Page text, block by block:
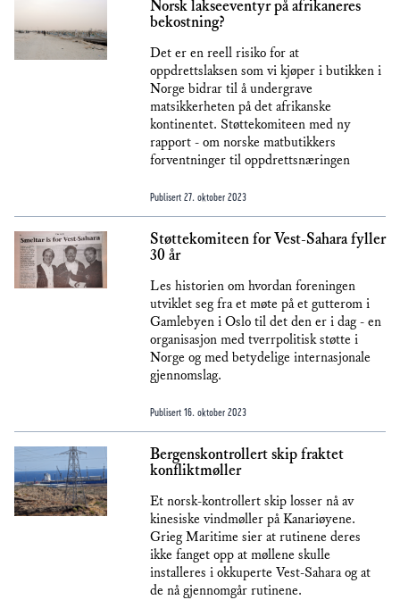
Norsk lakseeventyr på afrikaneres
bekostning?
Det er en reell risiko for at
oppdrettslaksen som vi kjøper i butikken i
Norge bidrar til å undergrave
matsikkerheten på det afrikanske
kontinentet. Støttekomiteen med ny
rapport - om norske matbutikkers
forventninger til oppdrettsnæringen
Publisert 27. oktober 2023
Støttekomiteen for Vest-Sahara fyller
30 år
Les historien om hvordan foreningen
utviklet seg fra et møte på et gutterom i
Gamlebyen i Oslo til det den er i dag - en
organisasjon med tverrpolitisk støtte i
Norge og med betydelige internasjonale
gjennomslag.
Publisert 16. oktober 2023
Bergenskontrollert skip fraktet
konfliktmøller
Et norsk-kontrollert skip losser nå av
kinesiske vindmøller på Kanariøyene.
Grieg Maritime sier at rutinene deres
ikke fanget opp at møllene skulle
installeres i okkuperte Vest-Sahara og at
de nå gjennomgår rutinene.